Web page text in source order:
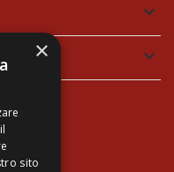
keyboard_arrow_down
keyboard_arrow_down
×
sito